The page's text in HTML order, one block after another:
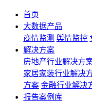
首页
大数据产品
商情监测 舆情监控
解决方案
房地产行业解决方
家居家装行业解决
方案 金融行业解决
报告案例库